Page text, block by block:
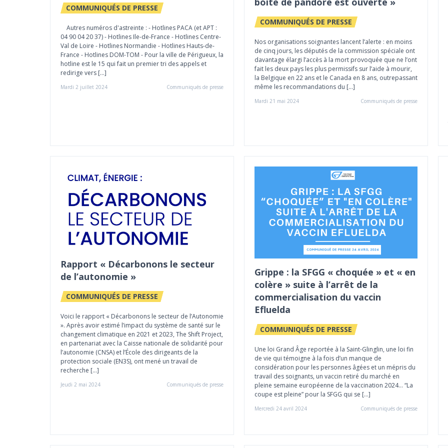
COMMUNIQUÉS DE PRESSE
Autres numéros d'astreinte : - Hotlines PACA (et APT :
04 90 04 20 37) - Hotlines Ile-de-France - Hotlines Centre-
Val de Loire - Hotlines Normandie - Hotlines Hauts-de-
France - Hotlines DOM-TOM - Pour la ville de Périgueux, la
hotline est le 15 qui fait un premier tri des appels et
redirige vers […]
Mardi 2 juillet 2024 Communiqués de presse
COMMUNIQUÉS DE PRESSE
Nos organisations soignantes lancent l’alerte : en moins
de cinq jours, les députés de la commission spéciale ont
davantage élargi l’accès à la mort provoquée que ne l’ont
fait les deux pays les plus permissifs sur l’aide à mourir,
la Belgique en 22 ans et le Canada en 8 ans, outrepassant
même les recommandations du […]
Mardi 21 mai 2024 Communiqués de presse
Rapport « Décarbonons le secteur
de l’autonomie »
COMMUNIQUÉS DE PRESSE
Voici le rapport « Décarbonons le secteur de l’Autonomie
». Après avoir estimé l’impact du système de santé sur le
changement climatique en 2021 et 2023, The Shift Project,
en partenariat avec la Caisse nationale de solidarité pour
l’autonomie (CNSA) et l’École des dirigeants de la
protection sociale (EN3S), ont mené un travail de
recherche […]
Jeudi 2 mai 2024 Communiqués de presse
Grippe : la SFGG « choquée » et « en
colère » suite à l’arrêt de la
commercialisation du vaccin
Efluelda
COMMUNIQUÉS DE PRESSE
Une loi Grand Âge reportée à la Saint-Glinglin, une loi fin
de vie qui témoigne à la fois d’un manque de
considération pour les personnes âgées et un mépris du
travail des soignants, un vaccin retiré du marché en
pleine semaine européenne de la vaccination 2024… “La
coupe est pleine” pour la SFGG qui se […]
Mercredi 24 avril 2024 Communiqués de presse